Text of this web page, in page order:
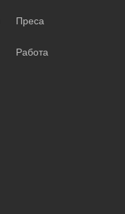
Преса
Работа